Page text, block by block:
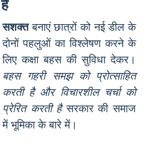
है
सशक्तबनाएं छात्रों को नई डील के
दोनों पहलुओं का विश्लेषण करने के
लिए कक्षा बहस की सुविधा देकर।
बहस गहरी समझ को प्रोत्साहित
करती है और विचारशील चर्चा को
प्रेरित करती हैसरकार की समाज
में भूमिका के बारे में।